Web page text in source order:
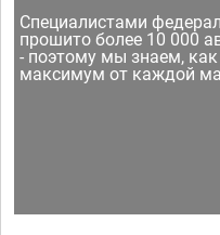
Специалистами
прошито более 10 000
- поэтому мы знаем,
максимум от каждой